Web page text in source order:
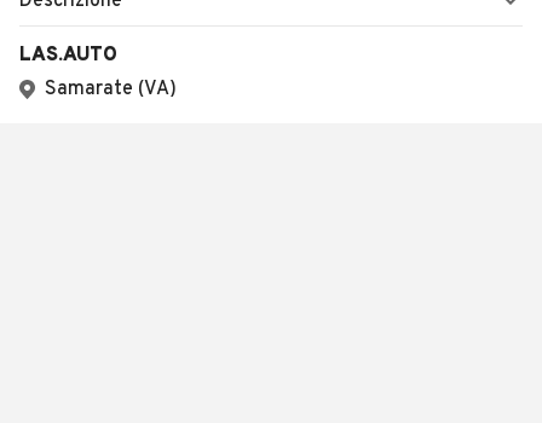
LAS.AUTO
Samarate (VA)